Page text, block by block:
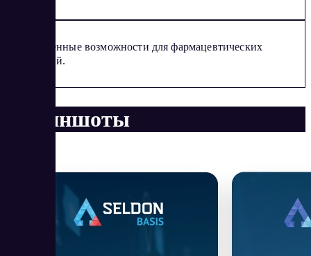
Расширенные возможности для фармацевтических
компаний.
Скриншоты